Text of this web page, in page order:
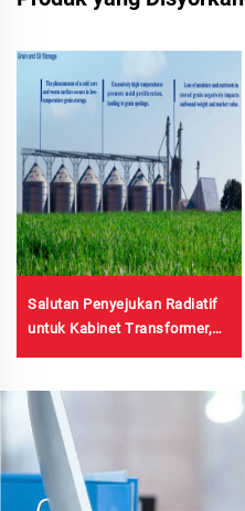
Salutan Penyejukan Radiatif
untuk Kabinet Transformer,
Bijirin, Tangki Simpanan
Minyak